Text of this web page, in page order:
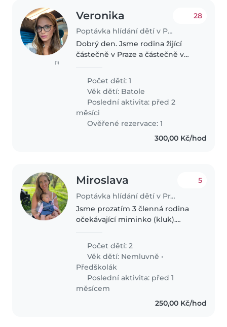
(1)
Veronika
Poptávka hlídání dětí v Praha
28
Dobrý den. Jsme rodina žijící
částečně v Praze a částečně v
občasné a nárazové hlídání, často
večery. Dcerce je 2,5 roku, je
velice hodná, šikovná a
přátelská...
Počet dětí: 1
Věk dětí: Batole
Poslední aktivita: před 2
měsíci
Ověřené rezervace: 1
300,00 Kč/hod
Miroslava
Poptávka hlídání dětí v Praha
5
Jsme prozatím 3 členná rodina
očekávající miminko (kluk).
kde je k dispozici spousta aktivit,
starší dcera 4r má ale moc ráda
děti, tudíž bych uvítala i..
Počet dětí: 2
Věk dětí: Nemluvně •
Předškolák
Poslední aktivita: před 1
měsícem
250,00 Kč/hod